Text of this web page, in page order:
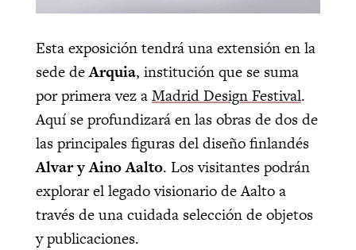
Esta exposición tendrá una extensión en la
sede deArquia, institución que se suma
por primera vez aMadrid Design Festival.
Aquí se profundizará en las obras de dos de
las principales figuras del diseño finlandés
Alvar y Aino Aalto. Los visitantes podrán
explorar el legado visionario de Aalto a
través de una cuidada selección de objetos
y publicaciones.